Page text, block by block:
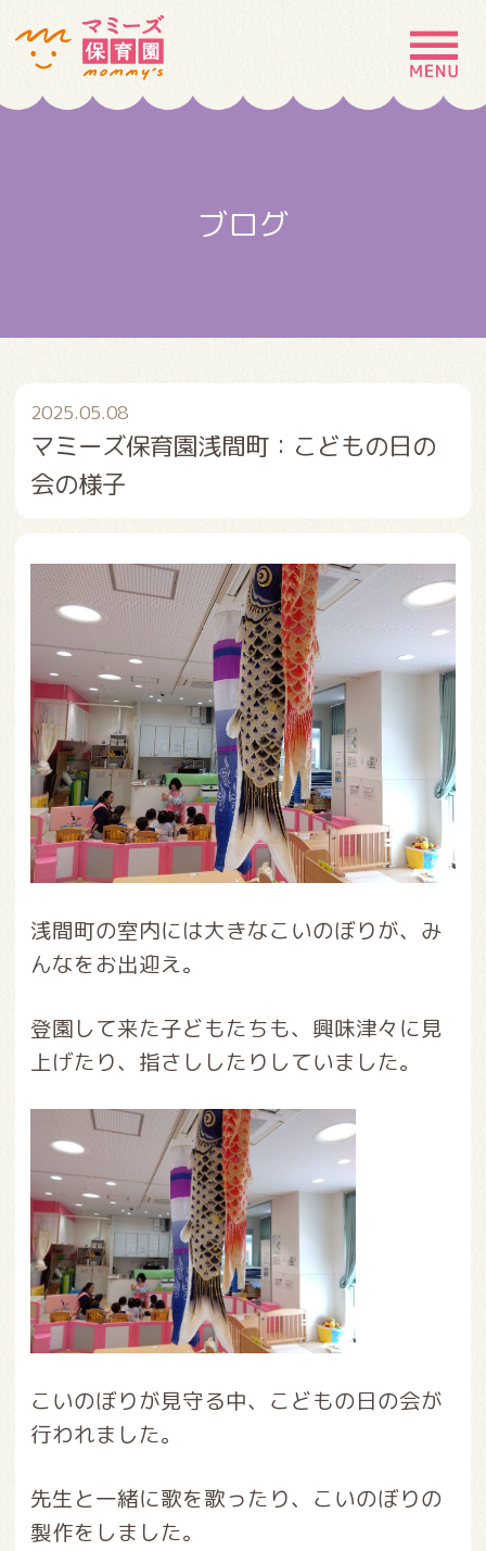
MENU
採用情報 お問い合わせ
ブログ
2025.05.08
マミーズ保育園浅間町：こどもの日の
会の様子
浅間町の室内には大きなこいのぼりが、み
んなをお出迎え。
登園して来た子どもたちも、興味津々に見
上げたり、指さししたりしていました。
こいのぼりが見守る中、こどもの日の会が
行われました。
先生と一緒に歌を歌ったり、こいのぼりの
製作をしました。